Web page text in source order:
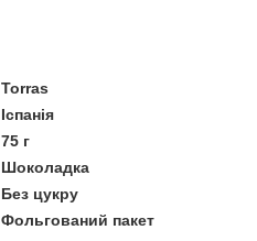
Torras
Іспанія
75 г
Шоколадка
Без цукру
Фольгований пакет